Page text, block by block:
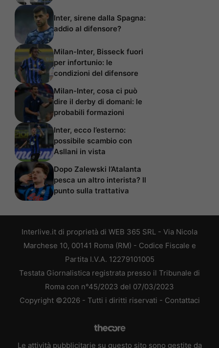
Inter, sirene dalla Spagna:
addio al difensore?
Milan-Inter, Bisseck fuori
per infortunio: le
condizioni del difensore
Milan-Inter, cosa ci può
dire il derby di domani: le
probabili formazioni
Inter, ecco l’esterno:
possibile scambio con
Asllani in vista
Dopo Zalewski l’Atalanta
pesca un altro interista? Il
punto sulla trattativa
Interlive.it di proprietà di WEB 365 SRL - Via Nicola
Marchese 10, 00141 Roma (RM) - Codice Fiscale e
Partita I.V.A. 12279101005
Testata Giornalistica registrata presso il Tribunale di
Roma con n°45/2023 del 07/03/2023
Copyright ©2026 - Tutti i diritti riservati - Contattaci
Le attività pubblicitarie su questo sito sono gestite da